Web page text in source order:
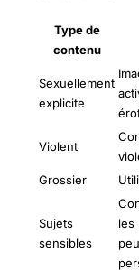
Type de
contenu
Sexuellement
explicite
Violent
Grossier
Sujets
sensibles
les